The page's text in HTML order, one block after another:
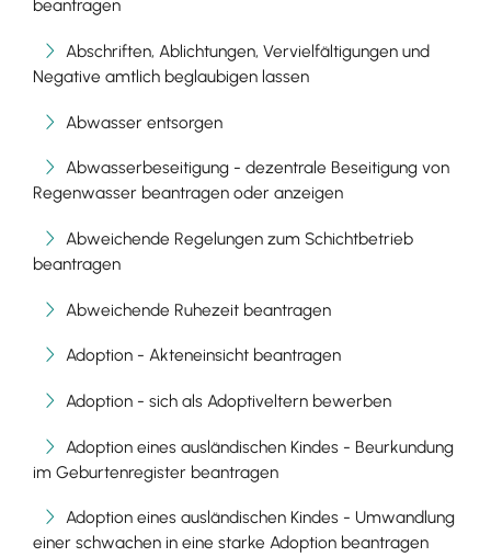
beantragen
Abschriften, Ablichtungen, Vervielfältigungen und
Negative amtlich beglaubigen lassen
Abwasser entsorgen
Abwasserbeseitigung - dezentrale Beseitigung von
Regenwasser beantragen oder anzeigen
Abweichende Regelungen zum Schichtbetrieb
beantragen
Abweichende Ruhezeit beantragen
Adoption - Akteneinsicht beantragen
Adoption - sich als Adoptiveltern bewerben
Adoption eines ausländischen Kindes - Beurkundung
im Geburtenregister beantragen
Adoption eines ausländischen Kindes - Umwandlung
einer schwachen in eine starke Adoption beantragen